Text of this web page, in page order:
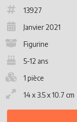
13927
Janvier 2021
Figurine
5-12 ans
1 pièce
14 x 3.5 x 10.7 cm